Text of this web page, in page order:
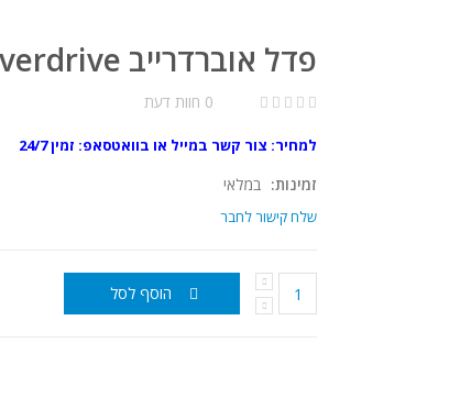
פדל אוברדרייב Maxon TOD-9 True Tube Overdrive
0 חוות דעת
למחיר: צור קשר במייל או בוואטסאפ: זמין 24/7
זמינות: במלאי
שלח קישור לחבר
הוסף לסל